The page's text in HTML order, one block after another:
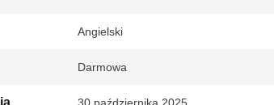
Angielski
Darmowa